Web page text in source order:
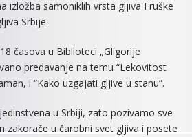
izložba samoniklih vrsta gljiva Fruške
Srbije.
časova u Biblioteci „Gligorije
predavanje na temu “Lekovitost
i “Kako uzgajati gljive u stanu”.
u Srbiji, zato pozivamo sve
zakorače u čarobni svet gljiva i posete